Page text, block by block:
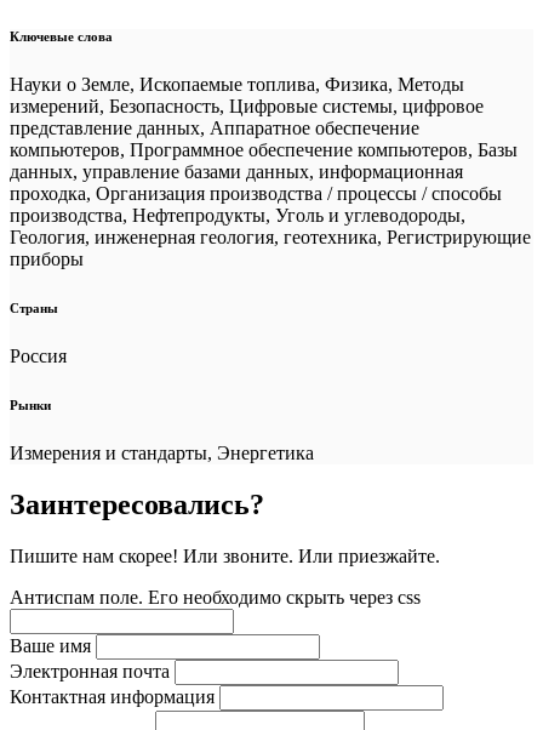
Ключевые слова
Науки о Земле, Ископаемые топлива, Физика, Методы
измерений, Безопасность, Цифровые системы, цифровое
представление данных, Аппаратное обеспечение
компьютеров, Программное обеспечение компьютеров, Базы
данных, управление базами данных, информационная
проходка, Организация производства / процессы / способы
производства, Нефтепродукты, Уголь и углеводороды,
Геология, инженерная геология, геотехника, Регистрирующие
приборы
Страны
Россия
Рынки
Измерения и стандарты, Энергетика
Заинтересовались?
Пишите нам скорее! Или звоните. Или приезжайте.
Антиспам поле. Его необходимо скрыть через css
Ваше имя
Электронная почта
Контактная информация